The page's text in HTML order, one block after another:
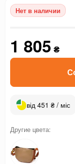
Нет в наличии
1 805 ₴
від 451 ₴ / міс
Другие цвета: